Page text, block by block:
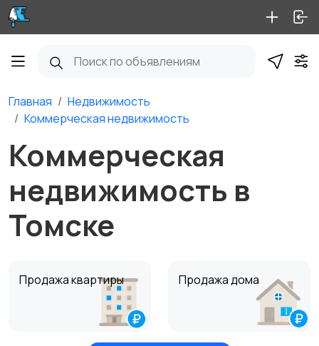
Главная
Недвижимость
Коммерческая недвижимость
Коммерческая
недвижимость в
Томске
Продажа квартиры Продажа дома